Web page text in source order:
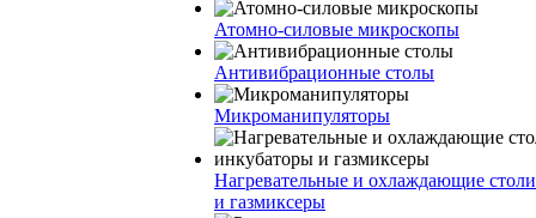
Атомно-силовые микроскопы
Антивибрационные столы
Микроманипуляторы
Нагревательные и охлаждающие
и газмиксеры